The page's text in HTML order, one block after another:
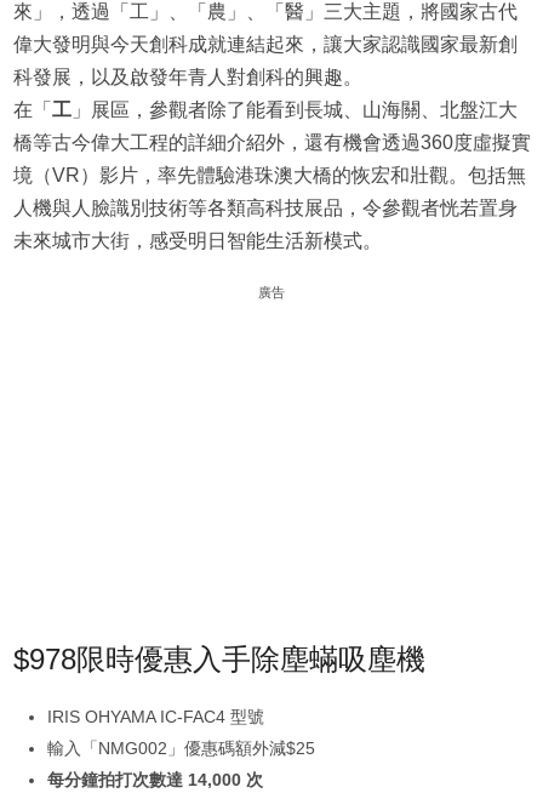
來」，透過「工」、「農」、「醫」三大主題，將國家古代
偉大發明與今天創科成就連結起來，讓大家認識國家最新創
科發展，以及啟發年青人對創科的興趣。
在「 工」展區，參觀者除了能看到長城、山海關、北盤江大
橋等古今偉大工程的詳細介紹外，還有機會透過360度虛擬實
境（VR）影片，率先體驗港珠澳大橋的恢宏和壯觀。包括無
人機與人臉識別技術等各類高科技展品，令參觀者恍若置身
未來城市大街，感受明日智能生活新模式。
廣告
$978限時優惠入手除塵蟎吸塵機
IRIS OHYAMA IC-FAC4 型號
輸入「NMG002」優惠碼額外減$25
每分鐘拍打次數達 14,000 次